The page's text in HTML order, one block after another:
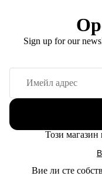
Sign up for our
Този
Вие ли сте